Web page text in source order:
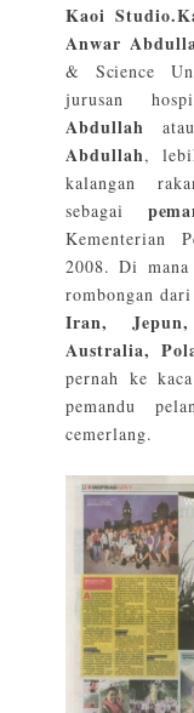
Kaoi
Anwar
& Science
jurusan
Abdullah
Abdullah,
kalangan
sebagai
Kementerian
2008. Di mana
rombongan
Iran,
Australia,
pernah ke
pemandu
cemerlang.